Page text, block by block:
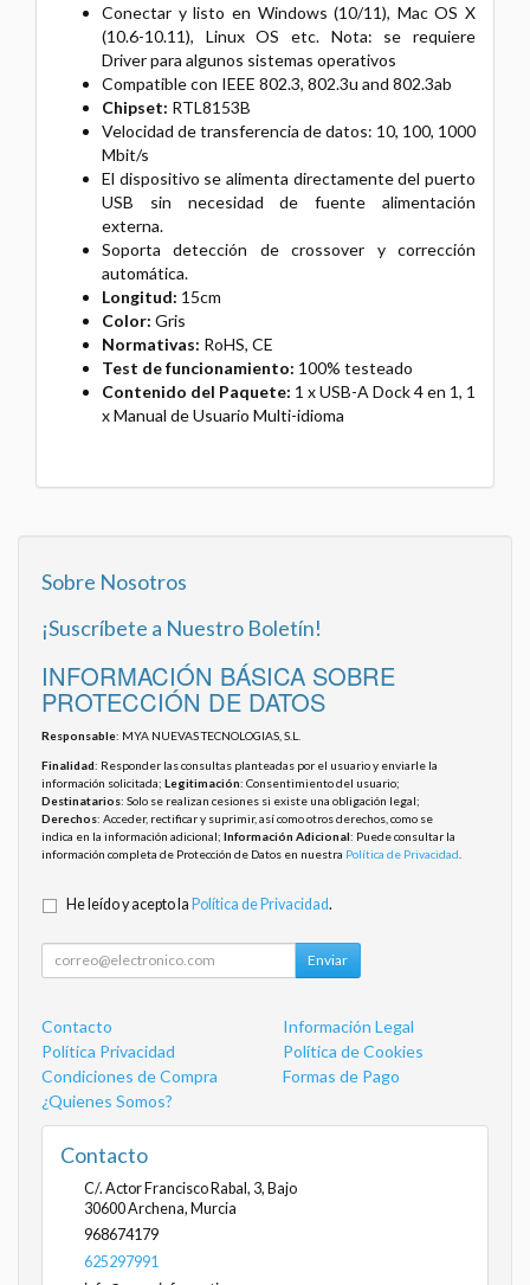
Conectar y listo en Windows (10/11), Mac OS X
(10.6-10.11), Linux OS etc. Nota: se requiere
Driver para algunos sistemas operativos
Compatible con IEEE 802.3, 802.3u and 802.3ab
Chipset: RTL8153B
Velocidad de transferencia de datos: 10, 100, 1000
Mbit/s
El dispositivo se alimenta directamente del puerto
USB sin necesidad de fuente alimentación
externa.
Soporta detección de crossover y corrección
automática.
Longitud: 15cm
Color: Gris
Normativas: RoHS, CE
Test de funcionamiento: 100% testeado
Contenido del Paquete: 1 x USB-A Dock 4 en 1, 1
x Manual de Usuario Multi-idioma
Sobre Nosotros
¡Suscríbete a Nuestro Boletín!
INFORMACIÓN BÁSICA SOBRE
PROTECCIÓN DE DATOS
Responsable: MYA NUEVAS TECNOLOGIAS, S.L.
Finalidad: Responder las consultas planteadas por el usuario y enviarle la
información solicitada; Legitimación: Consentimiento del usuario;
Destinatarios: Solo se realizan cesiones si existe una obligación legal;
Derechos: Acceder, rectificar y suprimir, así como otros derechos, como se
indica en la información adicional; Información Adicional: Puede consultar la
información completa de Protección de Datos en nuestra Política de Privacidad
He leído y acepto la Política de Privacidad.
Enviar
Contacto
Información Legal
Política Privacidad
Política de Cookies
Condiciones de Compra
Formas de Pago
¿Quienes Somos?
Contacto
C/. Actor Francisco Rabal, 3, Bajo
30600Archena, Murcia
968674179
625297991